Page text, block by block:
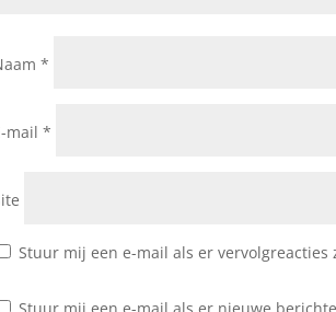
*
mail*
Stuur mij een e-mail als er vervolgreacties